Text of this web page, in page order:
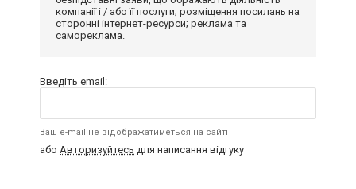
компанії і / або її послуги; розміщення посилань на
сторонні інтернет-ресурси; реклама та
самореклама.
Введіть email:
Ваш e-mail не відображатиметься на сайті
або Авторизуйтесь для написання відгуку